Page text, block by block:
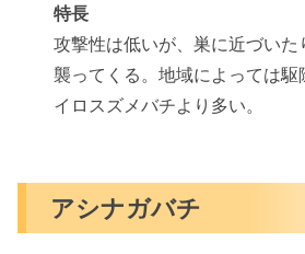
特長
攻撃性は低いが、巣に近づいた
襲ってくる。地域によっては駆
イロスズメバチより多い。
アシナガバチ